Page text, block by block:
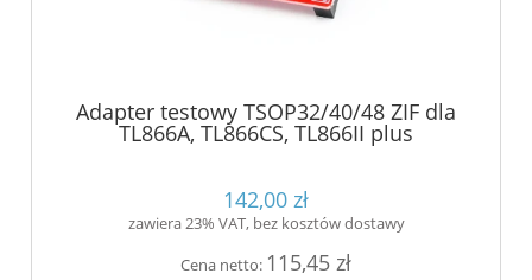
Adapter testowy TSOP32/40/48 ZIF dla
TL866A, TL866CS, TL866II plus
142,00 zł
zawiera 23% VAT, bez kosztów dostawy
Cena netto: 115,45 zł